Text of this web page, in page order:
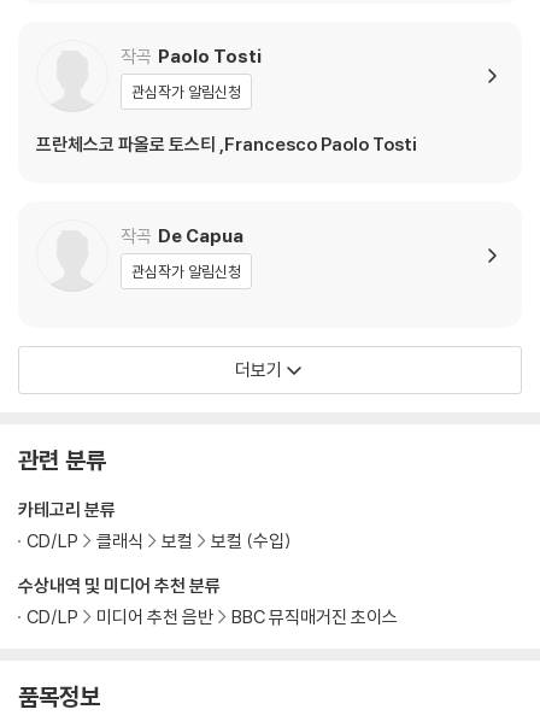
작곡 Paolo Tosti
관심작가 알림신청
프란체스코 파올로 토스티 ,Francesco Paolo Tosti
작곡 De Capua
관심작가 알림신청
더보기
관련 분류
수상내역 및 미디어 추천 분류
CD/LP
미디어 추천 음반 BBC 뮤직매거진 초이스
카테고리 분류
CD/LP
클래식 보컬 보컬 (수입)
품목정보